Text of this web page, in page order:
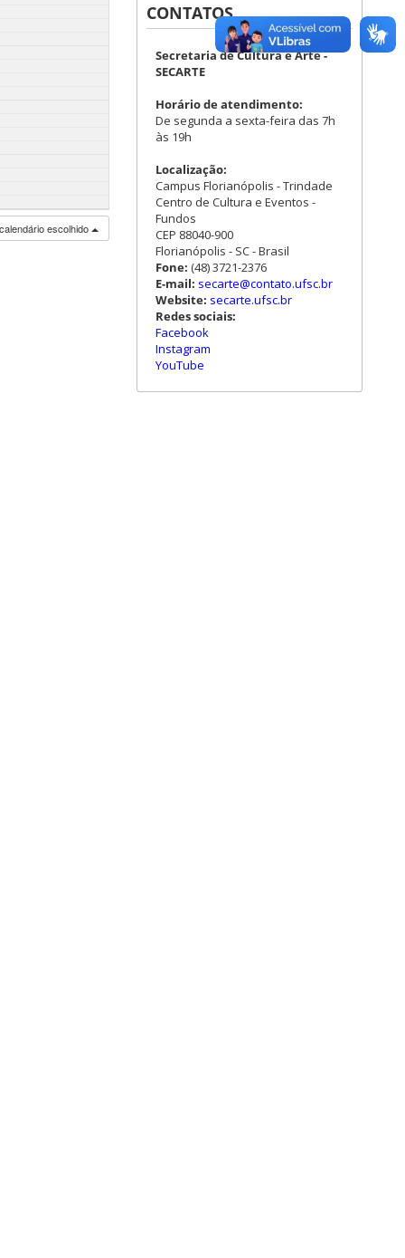
escolhido
CONTATOS
Secretaria de Cultura e Arte -
SECARTE
Horário de atendimento:
De segunda a sexta-feira das 7h
às 19h
Localização:
Campus Florianópolis - Trindade
Centro de Cultura e Eventos -
Fundos
CEP 88040-900
Florianópolis - SC - Brasil
Fone: (48) 3721-2376
E-mail: secarte@contato.ufsc.br
Website: secarte.ufsc.br
Redes sociais:
Facebook
Instagram
YouTube